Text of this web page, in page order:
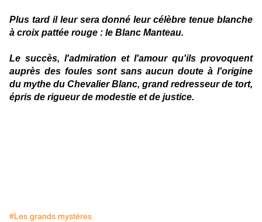
Plus tard il leur sera donné leur célèbre tenue blanche
à croix pattée rouge : le Blanc Manteau.
Le succès, l'admiration et l'amour qu'ils provoquent
auprès des foules sont sans aucun doute à l'origine
du mythe du Chevalier Blanc, grand redresseur de tort,
épris de rigueur de modestie et de justice.
#Les grands mystères